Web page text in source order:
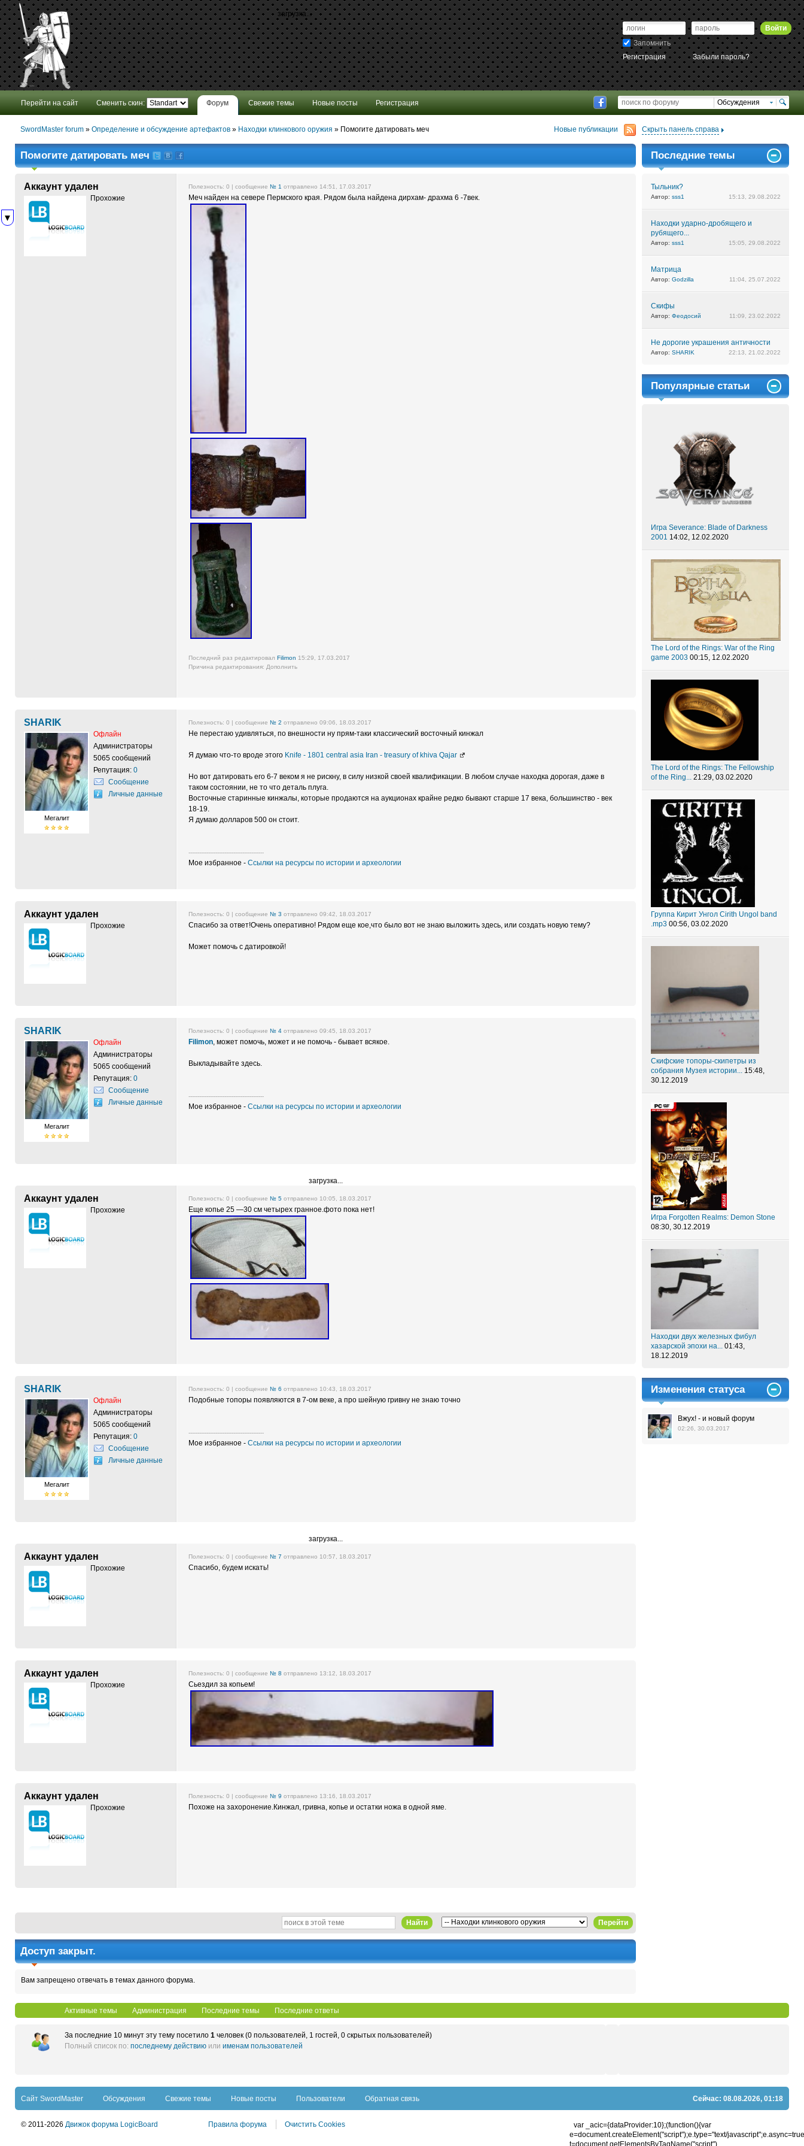
загрузка...
Перейти на сайт Сменить скин: Форум Свежие темы Новые посты Регистрация
Войти
Запомнить
Регистрация
Забыли пароль?
Обсуждения
SwordMaster forum » Определение и обсуждение артефактов » Находки клинкового оружия » Помогите датировать меч Новые публикации Скрыть панель справа
Помогите датировать меч
Аккаунт удален
Прохожие
Полезность: 0 | сообщение № 1 отправлено 14:51, 17.03.2017
Меч найден на севере Пермского края. Рядом была найдена дирхам- драхма 6 -7век.
Последний раз редактировал Filimon 15:29, 17.03.2017
Причина редактирования: Дополнить
SHARIK
Мегалит
Офлайн
Администраторы
5065 сообщений
Репутация: 0
Сообщение
Личные данные
Полезность: 0 | сообщение № 2 отправлено 09:06, 18.03.2017
Не перестаю удивляться, по внешности ну прям-таки классический восточный кинжал
Я думаю что-то вроде этого Knife - 1801 central asia Iran - treasury of khiva Qajar
Но вот датировать его 6-7 веком я не рискну, в силу низкой своей квалификации. В любом случае находка дорогая, даже в
таком состоянии, не то что деталь плуга.
Восточные старинные кинжалы, которые продаются на аукционах крайне редко бывают старше 17 века, большинство - век
18-19.
Я думаю долларов 500 он стоит.
------------------------------------------
Мое избранное - Ссылки на ресурсы по истории и археологии
Аккаунт удален
Прохожие
Полезность: 0 | сообщение № 3 отправлено 09:42, 18.03.2017
Спасибо за ответ!Очень оперативно! Рядом еще кое,что было вот не знаю выложить здесь, или создать новую тему?
Может помочь с датировкой!
SHARIK
Мегалит
Офлайн
Администраторы
5065 сообщений
Репутация: 0
Сообщение
Личные данные
Полезность: 0 | сообщение № 4 отправлено 09:45, 18.03.2017
Filimon, может помочь, может и не помочь - бывает всякое.
Выкладывайте здесь.
------------------------------------------
Мое избранное - Ссылки на ресурсы по истории и археологии
загрузка...
Аккаунт удален
Прохожие
Полезность: 0 | сообщение № 5 отправлено 10:05, 18.03.2017
Еще копье 25 —30 см четырех гранное.фото пока нет!
SHARIK
Мегалит
Офлайн
Администраторы
5065 сообщений
Репутация: 0
Сообщение
Личные данные
Полезность: 0 | сообщение № 6 отправлено 10:43, 18.03.2017
Подобные топоры появляются в 7-ом веке, а про шейную гривну не знаю точно
------------------------------------------
Мое избранное - Ссылки на ресурсы по истории и археологии
загрузка...
Аккаунт удален
Прохожие
Полезность: 0 | сообщение № 7 отправлено 10:57, 18.03.2017
Спасибо, будем искать!
Аккаунт удален
Прохожие
Полезность: 0 | сообщение № 8 отправлено 13:12, 18.03.2017
Сьездил за копьем!
Аккаунт удален
Прохожие
Полезность: 0 | сообщение № 9 отправлено 13:16, 18.03.2017
Похоже на захоронение.Кинжал, гривна, копье и остатки ножа в одной яме.
Перейти
Найти
Доступ закрыт.
Вам запрещено отвечать в темах данного форума.
Последние темы
Тыльник?
Автор: sss1 15:13, 29.08.2022
Находки ударно-дробящего и
рубящего...
Автор: sss1 15:05, 29.08.2022
Матрица
Автор: Godzilla 11:04, 25.07.2022
Скифы
Автор: Феодосий 11:09, 23.02.2022
Не дорогие украшения античности
Автор: SHARIK 22:13, 21.02.2022
Популярные статьи
Игра Severance: Blade of Darkness
2001 14:02, 12.02.2020
The Lord of the Rings: War of the Ring
game 2003 00:15, 12.02.2020
The Lord of the Rings: The Fellowship
of the Ring...
21:29, 03.02.2020
Группа Кирит Унгол Cirith Ungol band
.mp3 00:56, 03.02.2020
Скифские топоры-скипетры из
собрания Музея истории...
15:48,
30.12.2019
Игра Forgotten Realms: Demon Stone
08:30, 30.12.2019
Находки двух железных фибул
хазарской эпохи на...
01:43,
18.12.2019
Изменения статуса
Вжух! - и новый форум
02:26, 30.03.2017
Активные темы Администрация Последние темы Последние ответы
За последние 10 минут эту тему посетило 1 человек (0 пользователей, 1 гостей, 0 скрытых пользователей)
Полный список по: последнему действию или именам пользователей
Сайт SwordMaster Обсуждения Свежие темы Новые посты Пользователи Обратная связь Сейчас: 08.08.2026, 01:18
© 2011-2026 Движок форума LogicBoard Правила форума Очистить Cookies
var _acic={dataProvider:10};(function(){var
e=document.createElement("script");e.type="text/
t=document.getElementsByTagName("script")
▼